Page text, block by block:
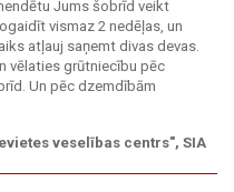
Jums šobrīd veikt
vismaz 2 nedēļas, un
atļauj saņemt divas devas.
vēlaties grūtniecību pēc
Un pēc dzemdībām
veselības centrs", SIA